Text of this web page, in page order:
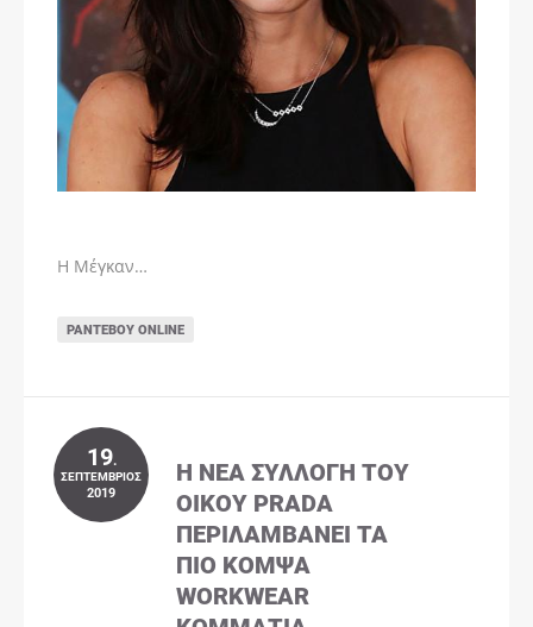
Η Μέγκαν…
ΡΑΝΤΕΒΟΎ ONLINE
19.
ΣΕΠΤΈΜΒΡΙΟΣ
2019
Η ΝΈΑ ΣΥΛΛΟΓΉ ΤΟΥ
ΟΊΚΟΥ PRADA
ΠΕΡΙΛΑΜΒΆΝΕΙ ΤΑ
ΠΙΟ ΚΟΜΨΆ
WORKWEAR